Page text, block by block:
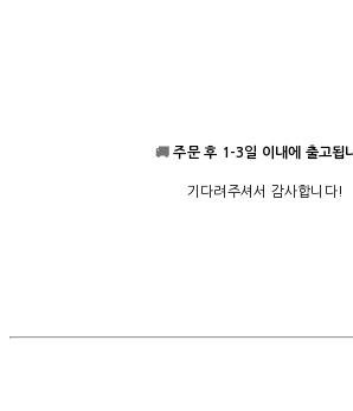
🚚 주문 후 1-3일 이내에 출고됩
기다려주셔서 감사합니다!